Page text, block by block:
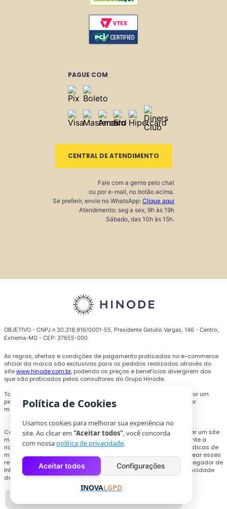
PAGUE COM
CENTRAL DE ATENDIMENTO
Fale com a gente pelo chat
ou por e-mail, no botão acima.
Se preferir, envie no WhatsApp: Clique aqui
Atendimento: seg a sex, 9h às 19h
Sábado, das 10h às 15h.
OBJETIVO - CNPJ n 30.318.916/0001-55, Presidente Getulio Vargas, 146 - Centro,
Extrema-MG - CEP: 37655-000
As regras, ofertas e condições de pagamento praticadas no e-commerce
oficial da marca são exclusivas para os pedidos realizados através do
sitewww.hinode.com.br, podendo os preços e benefícios divergirem dos
que são praticados pelos consultores do Grupo Hinode.
Todas as promoções, descontos e preços são válidos somente por um
período limitado e podem ser alterados ou encerrados a qualquer
momento sem prévio aviso.
Com o objetivo de personalizar a experiência de compra e oferecer um site
melhor, cookies e outras tecnologias poderão ser utilizados durante a
navegação, para coletar informações técnicas e compilar estatísticas de
monitoramento de uso do site. Os usuários que pretendam bloquear esses
recursos, deverão acessar as configurações necessários no navegador de
Internet ou realizar o procedimento explicitado na Política de Privacidade
do site.
Política de Cookies
Usamos cookies para melhorar sua experiência no
site. Ao clicar em "Aceitar todos", você concorda
com nossa política de privacidade.
Aceitar todos Configurações
INOVALGPD